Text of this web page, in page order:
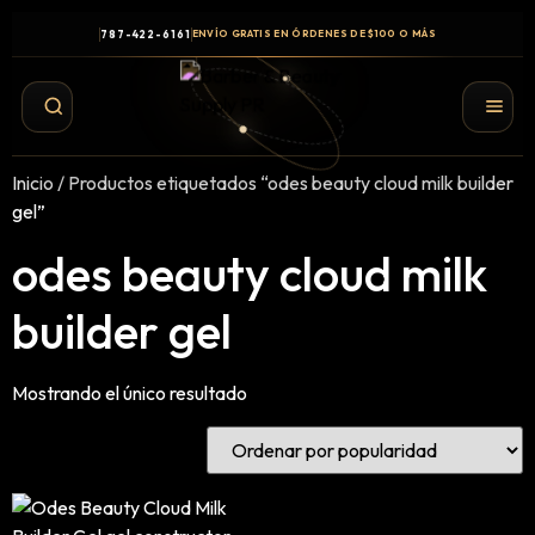
787-422-6161 ENVÍO GRATIS EN ÓRDENES DE $100 O MÁS
Hair Spray
Inicio / Productos etiquetados “odes beauty cloud milk builder
gel”
odes beauty cloud milk
builder gel
Mostrando el único resultado